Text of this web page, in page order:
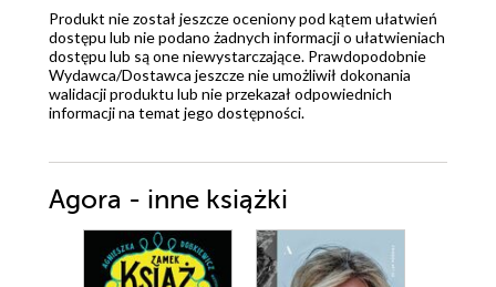
Produkt nie został jeszcze oceniony pod kątem ułatwień
dostępu lub nie podano żadnych informacji o ułatwieniach
dostępu lub są one niewystarczające. Prawdopodobnie
Wydawca/Dostawca jeszcze nie umożliwił dokonania
walidacji produktu lub nie przekazał odpowiednich
informacji na temat jego dostępności.
Agora - inne książki